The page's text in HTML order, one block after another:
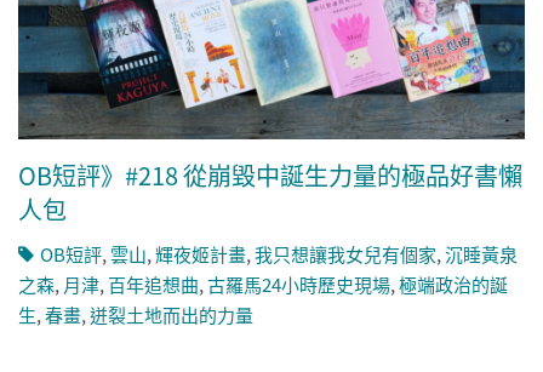
OB短評》#218 從崩毀中誕生力量的極品好書懶
人包
OB短評,雲山,輝夜姬計畫,我只想讓我女兒有個家,沉睡黃泉
之森,月津,百年追想曲,古羅馬24小時歷史現場,極端政治的誕
生,春畫,迸裂土地而出的力量